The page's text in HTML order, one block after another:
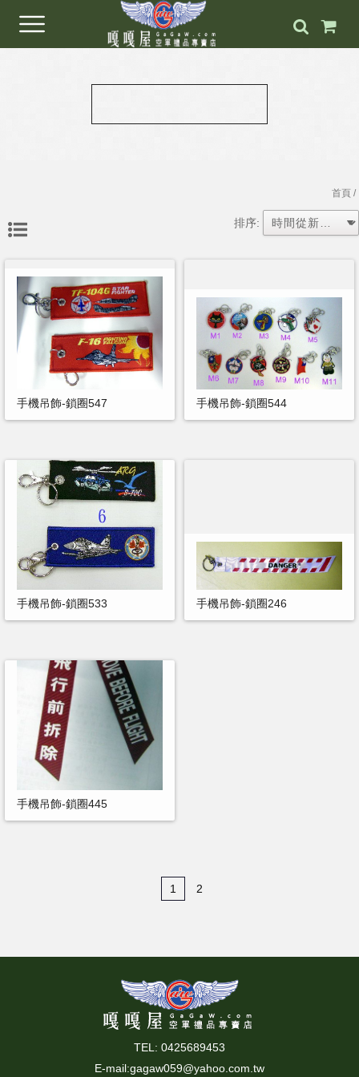
首頁/
排序:
手機吊飾-鎖圈547 手機吊飾-鎖圈544
手機吊飾-鎖圈533 手機吊飾-鎖圈246
手機吊飾-鎖圈445
1 2
TEL: 0425689453
E-mail:gagaw059@yahoo.com.tw